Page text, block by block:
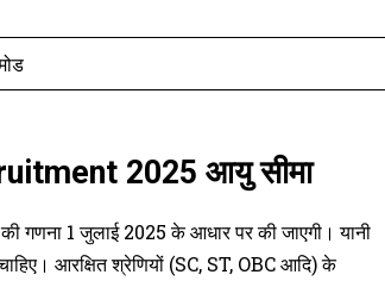
2025 आयु सीमा
गणना 1 जुलाई 2025 के आधार पर की जाएगी। यानी
आरक्षित श्रेणियों (SC, ST, OBC आदि) के